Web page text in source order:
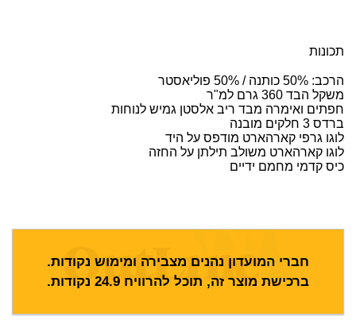
תכונות
הרכב: 50% כותנה / 50% פוליאסטר
משקל הבד 360 גרם למ"ר
חפתים ואימרה מבד ריב אלסטן גמיש לנוחות
ברדס 3 חלקים מובנה
לוגו גרפי קארהארט מודפס על היד
לוגו קארהארט משולב תילתן על החזה
כיס קדמי מחמם ידיים
חברי המועדון נהנים מצבירה ומימוש נקודות.
ברכישת מוצר זה, תוכל להרוויח 24.9 נקודות.